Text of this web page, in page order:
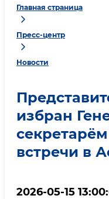
Главная страница
Пресс-центр
Новости
избран
встречи в
2026-05-15